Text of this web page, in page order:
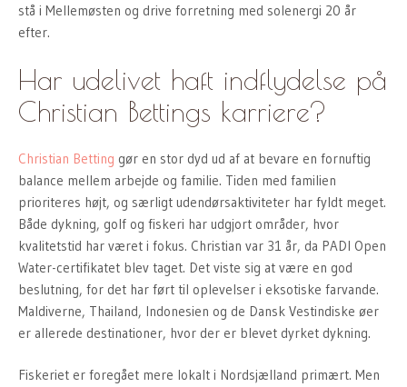
stå i Mellemøsten og drive forretning med solenergi 20 år
efter.
Har udelivet haft indflydelse på
Christian Bettings karriere?
Christian Betting gør en stor dyd ud af at bevare en fornuftig
balance mellem arbejde og familie. Tiden med familien
prioriteres højt, og særligt udendørsaktiviteter har fyldt meget.
Både dykning, golf og fiskeri har udgjort områder, hvor
kvalitetstid har været i fokus. Christian var 31 år, da PADI Open
Water-certifikatet blev taget. Det viste sig at være en god
beslutning, for det har ført til oplevelser i eksotiske farvande.
Maldiverne, Thailand, Indonesien og de Dansk Vestindiske øer
er allerede destinationer, hvor der er blevet dyrket dykning.
Fiskeriet er foregået mere lokalt i Nordsjælland primært. Men